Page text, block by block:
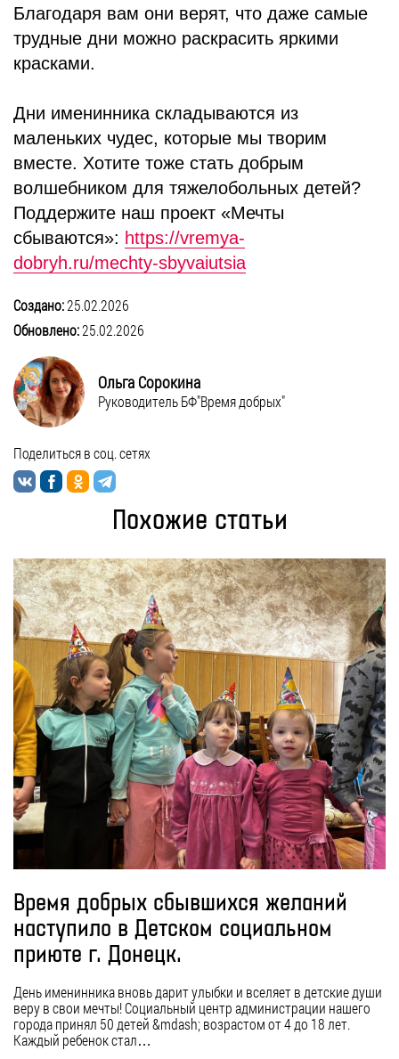
Благодаря вам они верят, что даже самые
трудные дни можно раскрасить яркими
красками.
Дни именинника складываются из
маленьких чудес, которые мы творим
вместе. Хотите тоже стать добрым
волшебником для тяжелобольных детей?
Поддержите наш проект «Мечты
сбываются»: https://vremya-
dobryh.ru/mechty-sbyvaiutsia
Создано:25.02.2026
Обновлено:25.02.2026
Ольга Сорокина
Руководитель БФ"Время добрых"
Поделиться в соц. сетях
Похожие статьи
Время добрых сбывшихся желаний
наступило в Детском социальном
приюте г. Донецк.
День именинника вновь дарит улыбки и вселяет в детские души
веру в свои мечты! Социальный центр администрации нашего
города принял 50 детей &mdash; возрастом от 4 до 18 лет.
Каждый ребенок стал…